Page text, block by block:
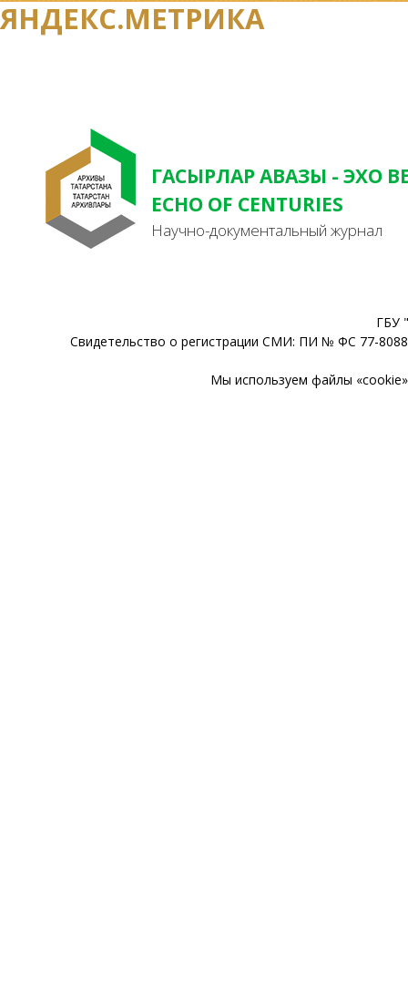
ЯНДЕКС.МЕТРИКА
ГАСЫРЛАР АВАЗЫ - ЭХО
ECHO OF CENTURIES
Научно-документальный журнал
ГБУ
Свидетельство о регистрации СМИ: ПИ № ФС 77-
Мы используем файлы «cookie»